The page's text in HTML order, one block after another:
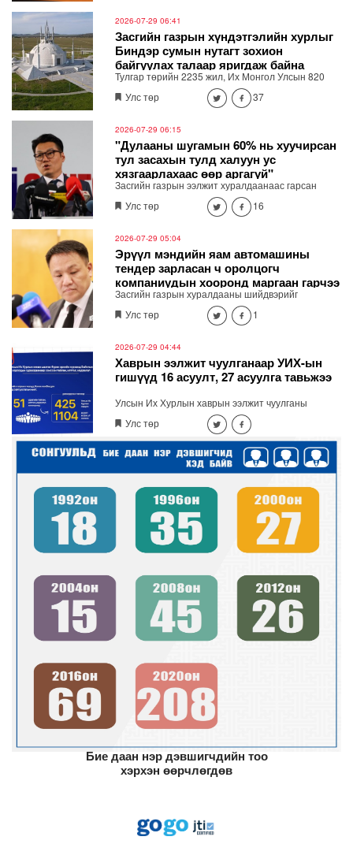
Е.Зангар байр сууриа илэрхийлсэн байна.
2026-07-29 06:41
Засгийн газрын хүндэтгэлийн хурлыг
Биндэр сумын нутагт зохион
байгуулах талаар яригдаж байна
Тулгар төрийн 2235 жил, Их Монгол Улсын 820
жилийн түүхт ой энэ жил тохиож байна. Энэхүү
түүхт ойг тохиолдуулан Засгийн газрын
сумын нутаг дахь Чингис хаан музейн харьяаны
түүх соёл, аялал жуулчлалын “Их хуралдай”
цогцолборт зохион байгуулах талаар яригдаж
байна.
Улс төр 37
2026-07-29 06:15
"Дулааны шугамын 60% нь хуучирсан
тул засахын тулд халуун ус
хязгаарлахаас өөр аргагүй"
Засгийн газрын ээлжит хуралдаанаас гарсан
зарим шийдвэрүүдийг танилцуулж байна. Хотын
дарга Б.Пүрэвдагва мэдээлэл өглөө.
Улс төр 16
2026-07-29 05:04
Эрүүл мэндийн яам автомашины
тендер зарласан ч оролцогч
компаниудын хооронд маргаан гарчээ
Засгийн газрын хуралдааны шийдвэрийг
Улс төр 1
2026-07-29 04:44
Хаврын ээлжит чуулганаар УИХ-ын
гишүүд 16 асуулт, 27 асуулга тавьжээ
Улсын Их Хурлын хаврын ээлжит чуулганы
хугацаанд Ерөнхий сайд, Засгийн газрын гишүүд
болон Улсын Их Хурлаас бүрэлдэхүүн,
удирдлагыг нь сонгож, томилдог байгууллагын
даргад хандан давхардсан тоогоор Улсын Их
Хурлын 16 гишүүн 71 асуудлаар 16 удаа асуулт
асуужээ.
Улс төр
Бие даан нэр дэвшигчдийн тоо
хэрхэн өөрчлөгдөв